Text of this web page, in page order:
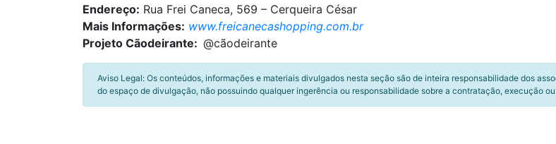
Endereço: Rua Frei Caneca, 569 – Cerqueira César
Mais Informações: www.freicanecashopping.com.br
Projeto Cãodeirante: @cãodeirante
Aviso Legal: Os conteúdos, informações e materiais divulgados nesta seção são de inteira responsabilidade dos
do espaço de divulgação, não possuindo qualquer ingerência ou responsabilidade sobre a contratação, execução